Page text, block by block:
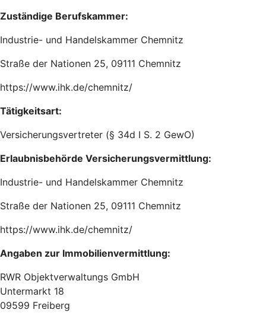
Zuständige Berufskammer:
Industrie- und Handelskammer Chemnitz
Straße der Nationen 25, 09111 Chemnitz
https://www.ihk.de/chemnitz/
Tätigkeitsart:
Versicherungsvertreter (§ 34d I S. 2 GewO)
Erlaubnisbehörde Versicherungsvermittlung:
Industrie- und Handelskammer Chemnitz
Straße der Nationen 25, 09111 Chemnitz
https://www.ihk.de/chemnitz/
Angaben zur Immobilienvermittlung:
RWR Objektverwaltungs GmbH
Untermarkt 18
09599 Freiberg